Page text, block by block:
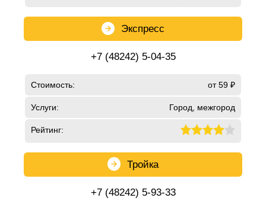
Экспресс
+7 (48242) 5-04-35
Стоимость: от 59 ₽
Услуги: Город, межгород
Рейтинг:
Тройка
+7 (48242) 5-93-33